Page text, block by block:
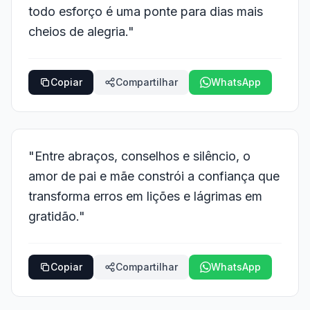
todo esforço é uma ponte para dias mais
cheios de alegria."
Copiar Compartilhar WhatsApp
"Entre abraços, conselhos e silêncio, o
amor de pai e mãe constrói a confiança que
transforma erros em lições e lágrimas em
gratidão."
Copiar Compartilhar WhatsApp